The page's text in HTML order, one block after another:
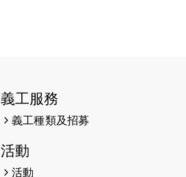
義工服務
義工種類及招募
活動
活動